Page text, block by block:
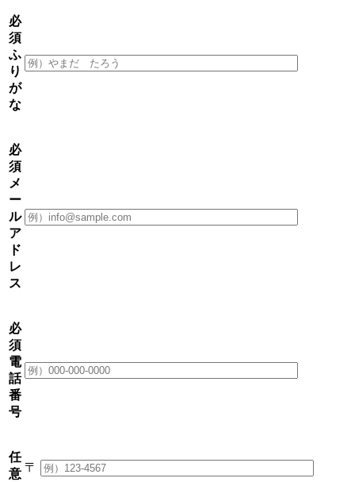
必
須
ふ
り
が
な
必
須
メ
ー
ル
ア
ド
レ
ス
必
須
電
話
番
号
任
意 〒